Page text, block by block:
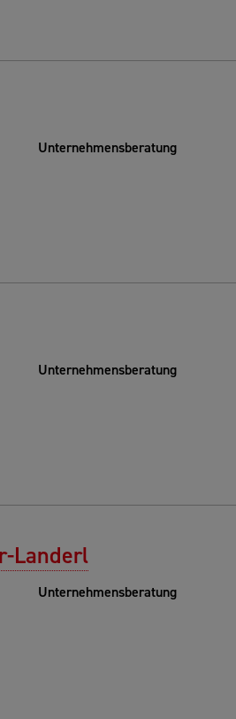
Unternehmensberatung
Unternehmensberatung
Landerl
Unternehmensberatung